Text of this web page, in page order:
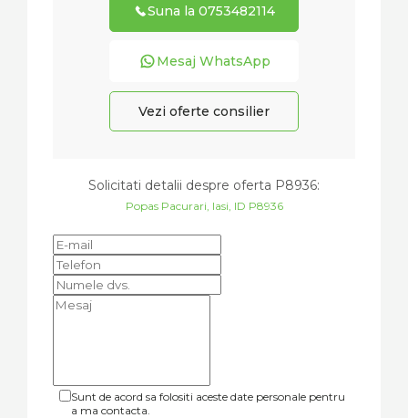
Suna la 0753482114
Mesaj WhatsApp
Vezi oferte consilier
Solicitati detalii despre oferta P8936:
Popas Pacurari, Iasi, ID P8936
Sunt de acord sa folositi aceste date personale pentru
a ma contacta.